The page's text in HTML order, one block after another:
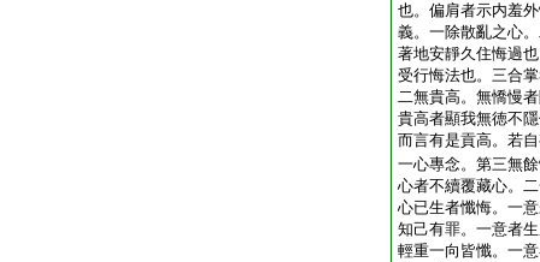
也。偏肩者示内羞
義。一除散亂之心
著地安靜久住悔過
受行悔法也。三合
二無貴高。無憍慢
貴高者顯我無徳不
而言有是貢高。若
一心專念。第三無
心者不續覆藏心。
心已生者懺悔。一
知己有罪。一意者
輕重一向皆懺。一